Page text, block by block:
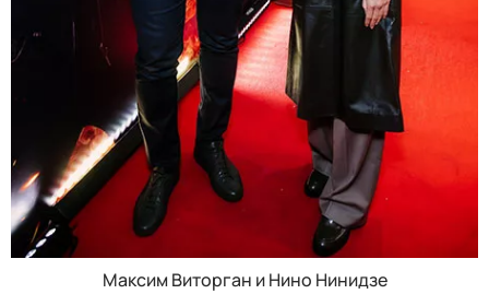
Максим Виторган и Нино Нинидзе